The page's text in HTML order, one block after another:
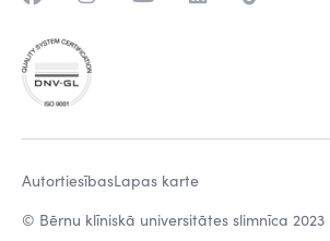
© Bērnu klīniskā universitātes slimnīca 2023
AutortiesībasLapas karte